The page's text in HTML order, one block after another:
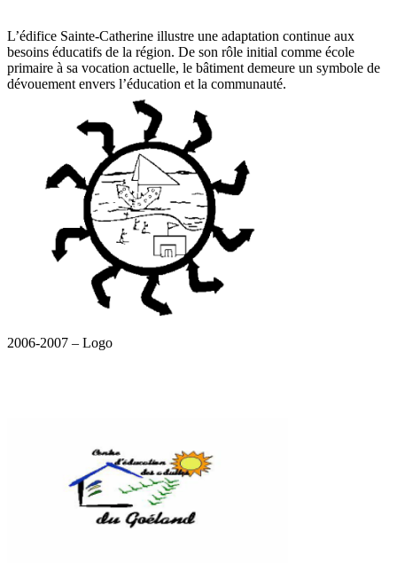
L’édifice Sainte-Catherine illustre une adaptation continue aux
besoins éducatifs de la région. De son rôle initial comme école
primaire à sa vocation actuelle, le bâtiment demeure un symbole de
dévouement envers l’éducation et la communauté.
2006-2007 – Logo